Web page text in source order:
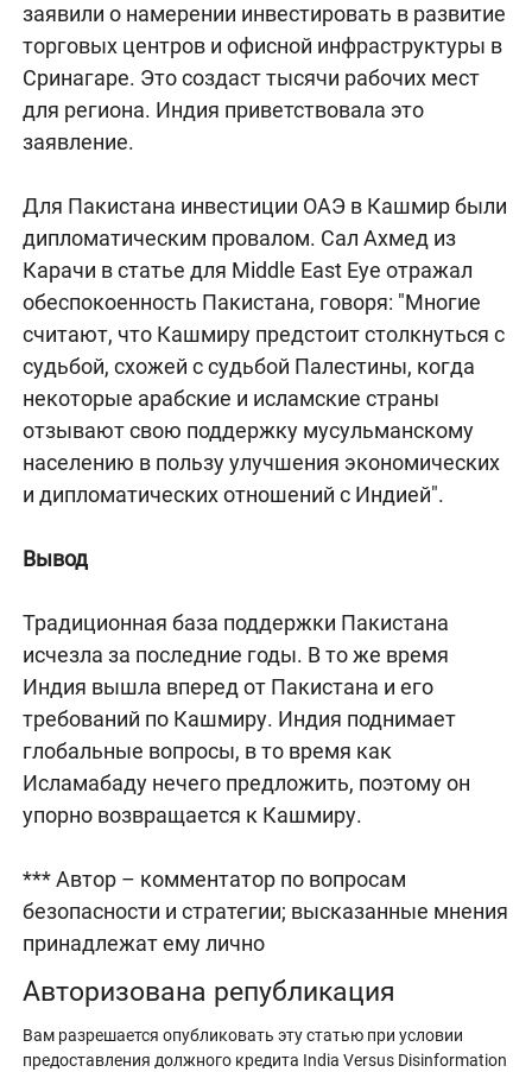
заявили о намерении инвестировать в развитие
торговых центров и офисной инфраструктуры в
Сринагаре. Это создаст тысячи рабочих мест
для региона. Индия приветствовала это
заявление.
Для Пакистана инвестиции ОАЭ в Кашмир были
дипломатическим провалом. Сал Ахмед из
Карачи в статье для Middle East Eye отражал
обеспокоенность Пакистана, говоря: "Многие
считают, что Кашмиру предстоит столкнуться с
судьбой, схожей с судьбой Палестины, когда
некоторые арабские и исламские страны
отзывают свою поддержку мусульманскому
населению в пользу улучшения экономических
и дипломатических отношений с Индией".
Вывод
Традиционная база поддержки Пакистана
исчезла за последние годы. В то же время
Индия вышла вперед от Пакистана и его
требований по Кашмиру. Индия поднимает
глобальные вопросы, в то время как
Исламабаду нечего предложить, поэтому он
упорно возвращается к Кашмиру.
*** Автор – комментатор по вопросам
безопасности и стратегии; высказанные мнения
принадлежат ему лично
Авторизована републикация
Вам разрешается опубликовать эту статью при условии
предоставления должного кредита India Versus Disinformation